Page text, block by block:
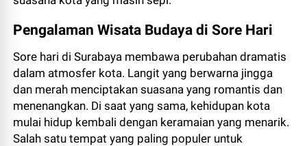
Pengalaman Wisata Budaya di Sore Hari
Sore hari di Surabaya membawa perubahan dramatis
dalam atmosfer kota. Langit yang berwarna jingga
dan merah menciptakan suasana yang romantis dan
menenangkan. Di saat yang sama, kehidupan kota
mulai hidup kembali dengan keramaian yang menarik.
Salah satu tempat yang paling populer untuk